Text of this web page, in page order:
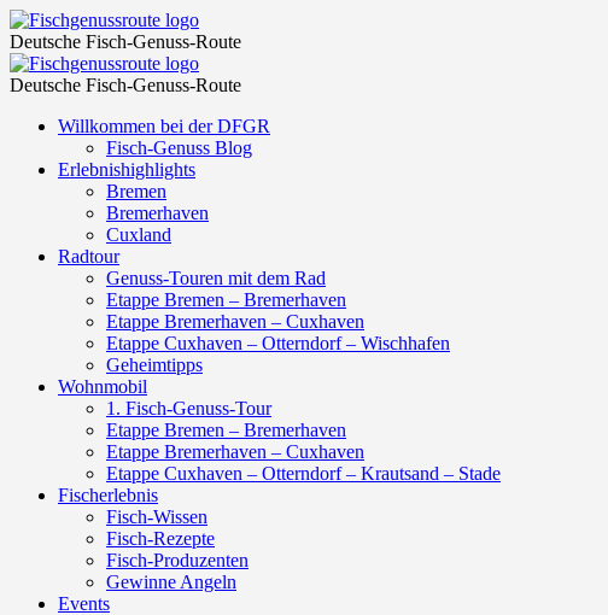
Fischkarussell
–
Fischgenussroute
Fischgenussroute
Deutsche Fisch-Genuss-Route
Fischkarussell
–
Fischgenussroute
Fischgenussroute
Deutsche Fisch-Genuss-Route
Skip
content
Willkommen bei der DFGR
Fisch-Genuss Blog
Erlebnishighlights
Bremen
Bremerhaven
Cuxland
Radtour
Genuss-Touren mit dem Rad
Etappe Bremen – Bremerhaven
Etappe Bremerhaven – Cuxhaven
Etappe Cuxhaven – Otterndorf – Wischhafen
Geheimtipps
Wohnmobil
1. Fisch-Genuss-Tour
Etappe Bremen – Bremerhaven
Etappe Bremerhaven – Cuxhaven
Etappe Cuxhaven – Otterndorf – Krautsand – Stade
Fischerlebnis
Fisch-Wissen
Fisch-Rezepte
Fisch-Produzenten
Gewinne Angeln
Events